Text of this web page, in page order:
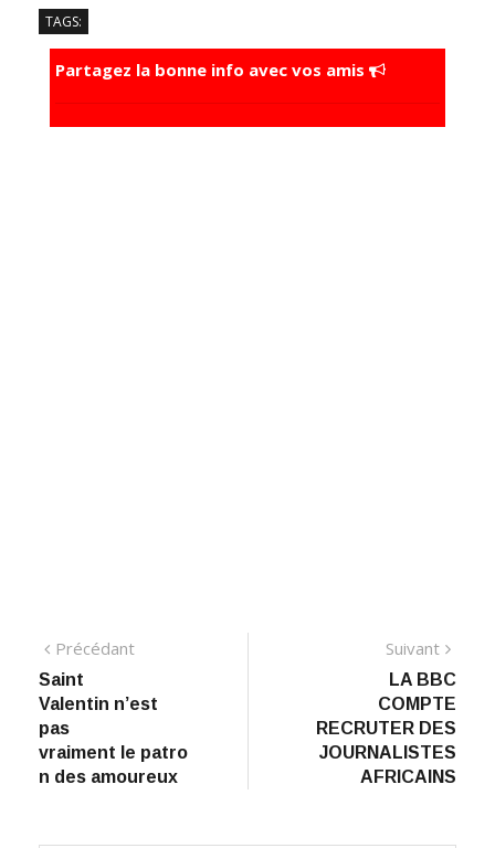
TAGS:
Partagez la bonne info avec vos amis
Navigation
de
l’article
PrécédantPrécédant:
Saint
Valentin n’est
pas
vraiment le patro
n des amoureux
Suivant
LA BBC
COMPTE
RECRUTER DES
JOURNALISTES
AFRICAINS